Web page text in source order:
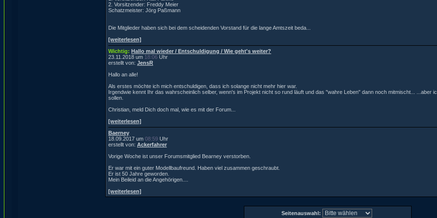
2. Vorsitzender: Freddy Meier
Schatzmeister: Jörg Paßmann
Die Mitglieder haben sich bei dem scheidenden Vorstand für die lange Amtszeit beda...
[weiterlesen]
Wichtig: Hallo mal wieder / Entschuldigung / Wie geht's weiter?
23.11.2018 um 18:06 Uhr
erstellt von: JensR
Hallo an alle!
Als erstes möchte ich mich entschuldigen, dass ich solange nicht mehr hier war.
Irgendwie kennt Ihr das wahrscheinlich selber, wenn's im Projekt nicht so rund läuft und das "wahre Leben" dann noch mitmischt... ...aber
sollen.
Christian, meld Dich doch mal, wie es mit der Forum...
[weiterlesen]
Baerney
18.09.2017 um 08:59 Uhr
erstellt von: Ackerfahrer
Vorige Woche ist unser Forumsmitglied Bearney verstorben.
Er war mit ein guter Modellbaufreund. Haben viel zusammen geschraubt.
Er ist 50 Jahre geworden.
Mein Beileid an die Angehörigen....
[weiterlesen]
Seitenauswahl: